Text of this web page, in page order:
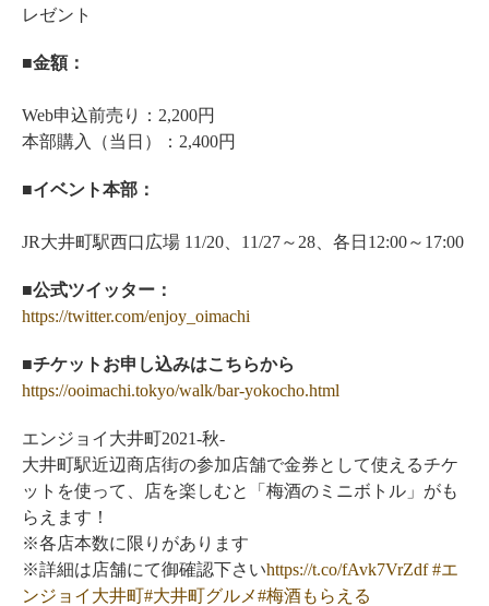
レゼント
■金額：
Web申込前売り：2,200円
本部購入（当日）：2,400円
■イベント本部：
JR大井町駅西口広場 11/20、11/27～28、各日12:00～17:00
■公式ツイッター：
https://twitter.com/enjoy_oimachi
■チケットお申し込みはこちらから
https://ooimachi.tokyo/walk/bar-yokocho.html
エンジョイ大井町2021-秋-
大井町駅近辺商店街の参加店舗で金券として使えるチケ
ットを使って、店を楽しむと「梅酒のミニボトル」がも
らえます！
※各店本数に限りがあります
※詳細は店舗にて御確認下さいhttps://t.co/fAvk7VrZdf #エ
ンジョイ大井町#大井町グルメ#梅酒もらえる